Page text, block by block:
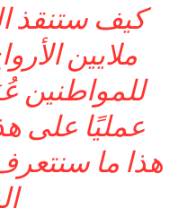
كيف ستنقذ
ملايين
للمواطنين
عمليًا على
هذا ما